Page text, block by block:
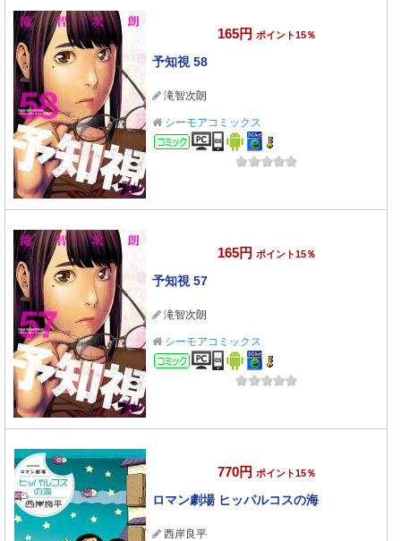
165円 ポイント15％
予知視 58
滝智次朗
シーモアコミックス
コミック
165円 ポイント15％
予知視 57
滝智次朗
シーモアコミックス
コミック
770円 ポイント15％
ロマン劇場 ヒッパルコスの海
西岸良平